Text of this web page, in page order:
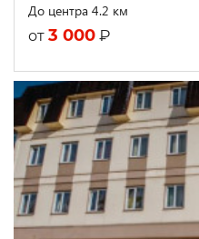
До центра 4.2 км
от 3 000 ₽